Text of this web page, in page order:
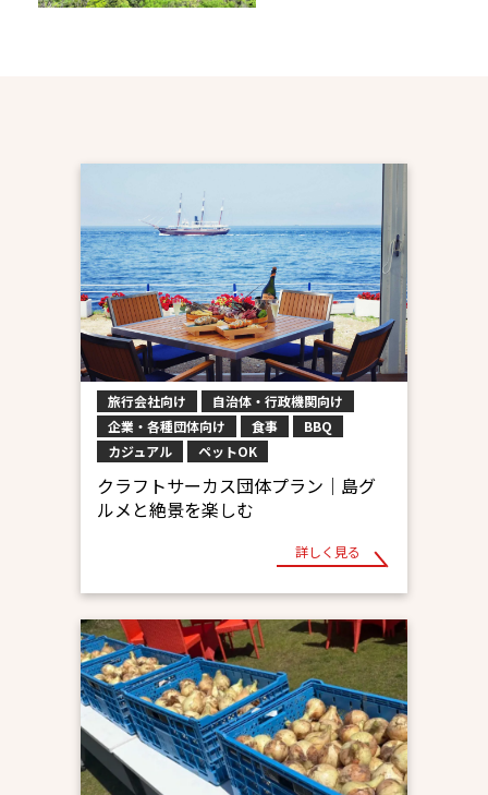
旅行会社向け
自治体・行政機関向け
企業・各種団体向け
食事
BBQ
カジュアル
ペットOK
クラフトサーカス団体プラン｜島グ
ルメと絶景を楽しむ
詳しく見る